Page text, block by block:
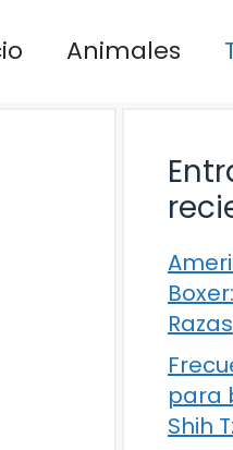
Animales
Razas
para
Shih